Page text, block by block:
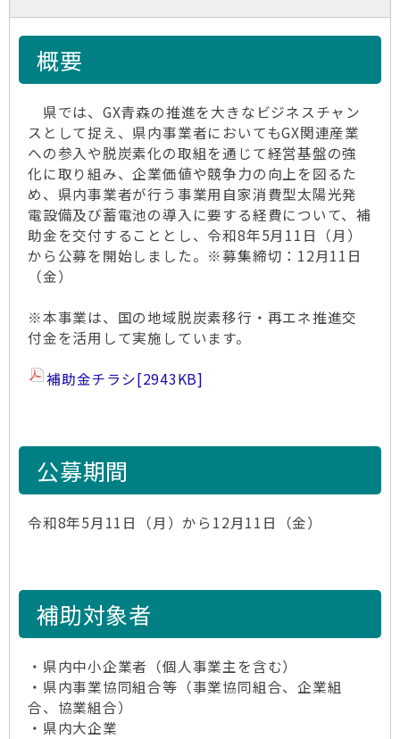
概要
県では、GX青森の推進を大きなビジネスチャン
スとして捉え、県内事業者においてもGX関連産業
への参入や脱炭素化の取組を通じて経営基盤の強
化に取り組み、企業価値や競争力の向上を図るた
め、県内事業者が行う事業用自家消費型太陽光発
電設備及び蓄電池の導入に要する経費について、補
助金を交付することとし、令和8年5月11日（月）
から公募を開始しました。※募集締切：12月11日
（金）
※本事業は、国の地域脱炭素移行・再エネ推進交
付金を活用して実施しています。
補助金チラシ[2943KB]
公募期間
令和8年5月11日（月）から12月11日（金）
補助対象者
・県内中小企業者（個人事業主を含む）
・県内事業協同組合等（事業協同組合、企業組
合、協業組合）
・県内大企業